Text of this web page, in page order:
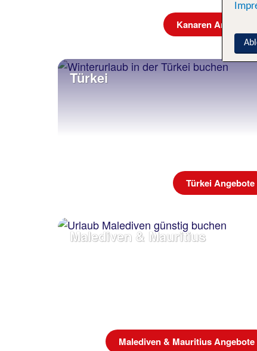
Kanaren Angebote
Türkei
Türkei Angebote
Malediven & Mauritius
Malediven & Mauritius Angebote